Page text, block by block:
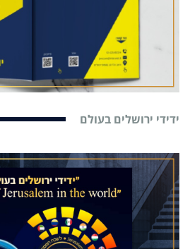
ידידי ירושלים בעולם